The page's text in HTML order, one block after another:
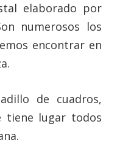
elaborado por
numerosos los
encontrar en
de cuadros,
tiene lugar todos